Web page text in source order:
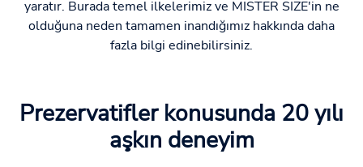
yaratır. Burada temel ilkelerimiz ve MISTER SIZE'in ne
olduğuna neden tamamen inandığımız hakkında daha
fazla bilgi edinebilirsiniz.
Prezervatifler konusunda 20 yılı
aşkın deneyim